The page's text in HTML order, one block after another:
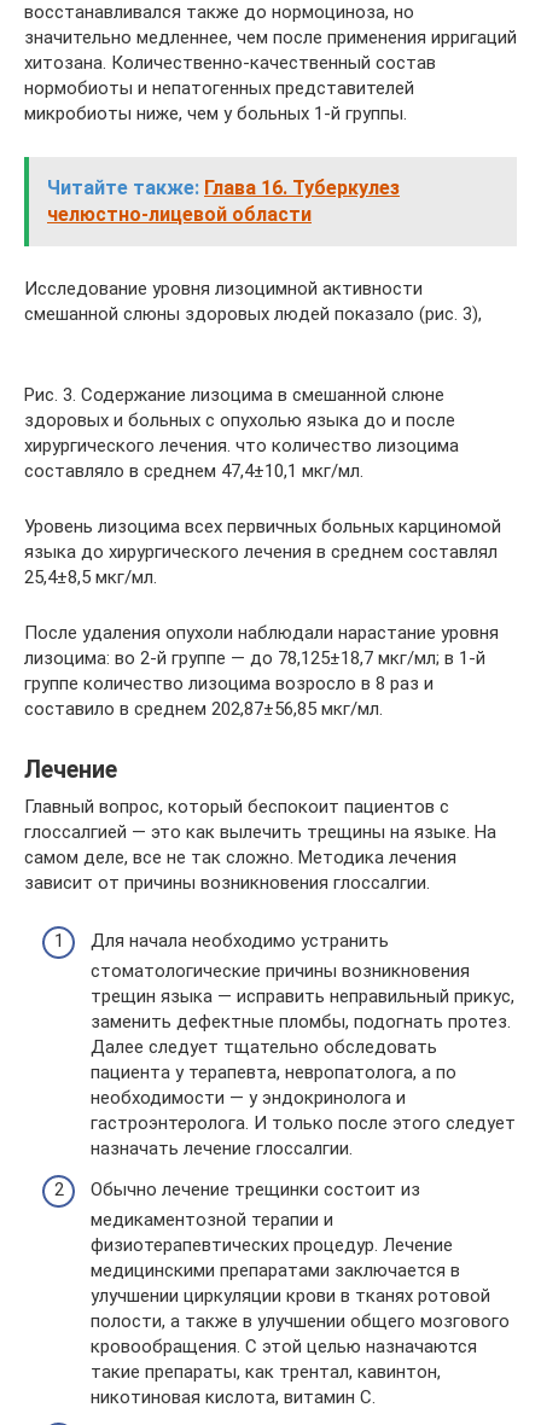
восстанавливался также до нормоциноза, но
значительно медленнее, чем после применения ирригаций
хитозана. Количественно-качественный состав
нормобиоты и непатогенных представителей
микробиоты ниже, чем у больных 1-й группы.
Читайте также: Глава 16. Туберкулез
челюстно-лицевой области
Исследование уровня лизоцимной активности
смешанной слюны здоровых людей показало (рис. 3),
Рис. 3. Содержание лизоцима в смешанной слюне
здоровых и больных с опухолью языка до и после
хирургического лечения. что количество лизоцима
составляло в среднем 47,4±10,1 мкг/мл.
Уровень лизоцима всех первичных больных карциномой
языка до хирургического лечения в среднем составлял
25,4±8,5 мкг/мл.
После удаления опухоли наблюдали нарастание уровня
лизоцима: во 2-й группе — до 78,125±18,7 мкг/мл; в 1-й
группе количество лизоцима возросло в 8 раз и
составило в среднем 202,87±56,85 мкг/мл.
Лечение
Главный вопрос, который беспокоит пациентов с
глоссалгией — это как вылечить трещины на языке. На
самом деле, все не так сложно. Методика лечения
зависит от причины возникновения глоссалгии.
Для начала необходимо устранить
стоматологические причины возникновения
трещин языка — исправить неправильный прикус,
заменить дефектные пломбы, подогнать протез.
Далее следует тщательно обследовать
пациента у терапевта, невропатолога, а по
необходимости — у эндокринолога и
гастроэнтеролога. И только после этого следует
назначать лечение глоссалгии.
Обычно лечение трещинки состоит из
медикаментозной терапии и
физиотерапевтических процедур. Лечение
медицинскими препаратами заключается в
улучшении циркуляции крови в тканях ротовой
полости, а также в улучшении общего мозгового
кровообращения. С этой целью назначаются
такие препараты, как трентал, кавинтон,
никотиновая кислота, витамин С.